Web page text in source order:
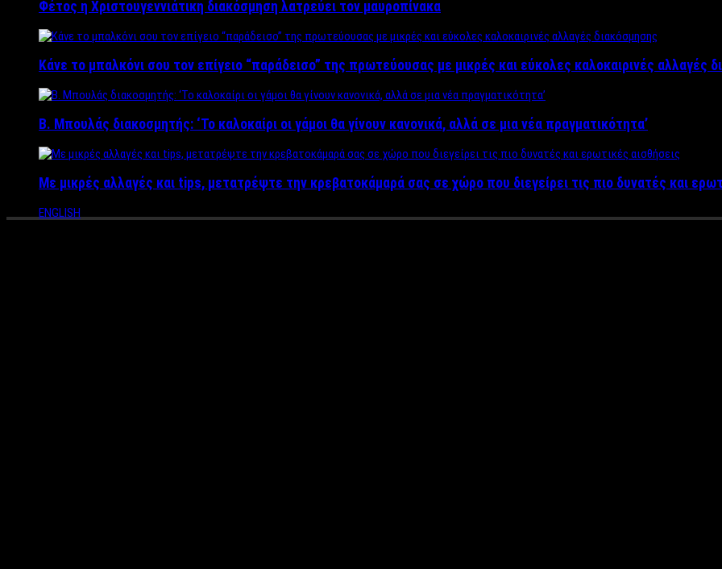
Φέτος η Χριστουγεννιάτικη διακόσμηση λατρεύει τον μαυροπίνακα
Κάνε το μπαλκόνι σου τον επίγειο “παράδεισο” της πρωτεύουσας με μικρές και εύκολες καλοκαιρινές αλλαγές
Β. Μπουλάς διακοσμητής: ‘Το καλοκαίρι οι γάμοι θα γίνουν κανονικά, αλλά σε μια νέα πραγματικότητα’
Με μικρές αλλαγές και tips, μετατρέψτε την κρεβατοκάμαρά σας σε χώρο που διεγείρει τις πιο δυνατές και
ENGLISH